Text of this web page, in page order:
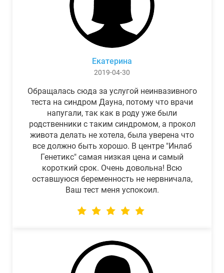
Екатерина
2019-04-30
Обращалась сюда за услугой неинвазивного
теста на синдром Дауна, потому что врачи
напугали, так как в роду уже были
родственники с таким синдромом, а прокол
живота делать не хотела, была уверена что
все должно быть хорошо. В центре "Инлаб
Генетикс" самая низкая цена и самый
короткий срок. Очень довольна! Всю
оставшуюся беременность не нервничала,
Ваш тест меня успокоил.